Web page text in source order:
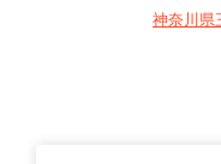
神奈川県